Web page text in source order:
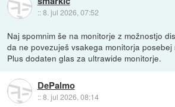
::8. jul 2026, 07:52
Naj spomnim še na monitorje z možnostjo
da ne povezuješ vsakega monitorja posebej
Plus dodaten glas za ultrawide monitorje.
DePalmo
::8. jul 2026, 08:14